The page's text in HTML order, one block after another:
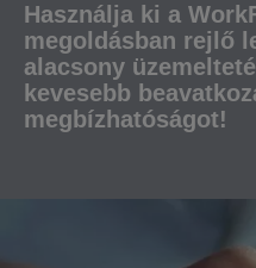
Használja ki a
megoldásban rejlő
alacsony
kevesebb
megbízhatóságot!